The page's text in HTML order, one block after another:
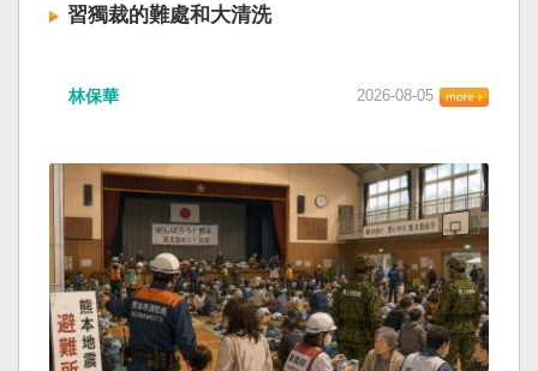
習獨裁的難處和大清洗
林保華 2026-08-05